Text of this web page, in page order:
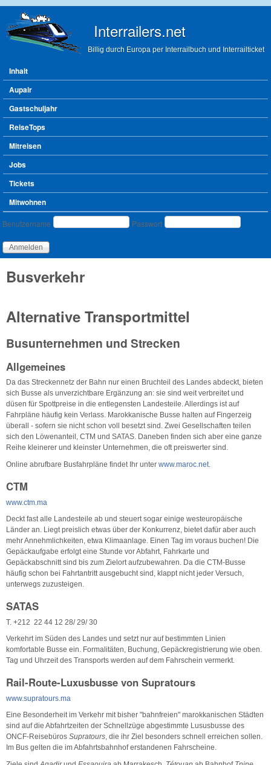
Interrailers.net
Billig durch Europa per Interrailbuch und Interrailticket
Hauptmenü
Inhalt
Aupair
Gastschuljahr
ReiseTops
Mitreisen
Jobs
Tickets
Mitwohnen
Benutzeranmeldung
Benutzername Passwort
Busverkehr
Alternative Transportmittel
Busunternehmen und Strecken
Allgemeines
Da das Streckennetz der Bahn nur einen Bruchteil des Landes abdeckt, bieten
sich Busse als unverzichtbare Ergänzung an: sie sind weit verbreitet und
düsen für Spottpreise in die entlegensten Landesteile. Allerdings ist auf
Fahrpläne häufig kein Verlass. Marokkanische Busse halten auf Fingerzeig
überall - sofern sie nicht schon voll besetzt sind. Zwei Gesellschaften teilen
sich den Löwenanteil, CTM und SATAS. Daneben finden sich aber eine ganze
Reihe kleinerer und kleinster Unternehmen, die oft preiswerter sind.
Online abrufbare Busfahrpläne findet Ihr unter www.maroc.net.
CTM
www.ctm.ma
Deckt fast alle Landesteile ab und steuert sogar einige westeuropäische
Länder an. Liegt preislich etwas über der Konkurrenz, bietet dafür aber auch
mehr Annehmlichkeiten, etwa Klimaanlage. Einen Tag im voraus buchen! Die
Gepäckaufgabe erfolgt eine Stunde vor Abfahrt, Fahrkarte und
Gepäckabschnitt sind bis zum Zielort aufzubewahren. Da die CTM-Busse
häufig schon bei Fahrtantritt ausgebucht sind, klappt nicht jeder Versuch,
unterwegs zuzusteigen.
SATAS
T. +212 22 44 12 28/ 29/ 30
Verkehrt im Süden des Landes und setzt nur auf bestimmten Linien
komfortable Busse ein. Formalitäten, Buchung, Gepäckregistrierung wie oben.
Tag und Uhrzeit des Transports werden auf dem Fahrschein vermerkt.
Rail-Route-Luxusbusse von Supratours
www.supratours.ma
Eine Besonderheit im Verkehr mit bisher "bahnfreien" marokkanischen Städten
sind auf die Abfahrtzeiten der Schnellzüge abgestimmte Lususbusse des
ONCF-Reisebüros Supratours, die ihr Ziel besonders schnell erreichen sollen.
Im Bus gelten die im Abfahrtsbahnhof erstandenen Fahrscheine.